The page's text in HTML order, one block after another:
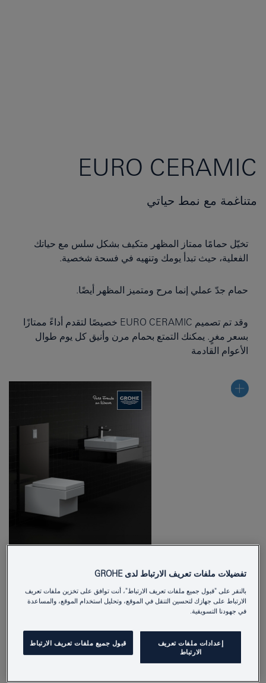
EURO CERAMIC
متناغمة مع نمط حياتي
تخيّل حمامًا ممتاز المظهر متكيف بشكل سلس مع حياتك
الفعلية، حيث تبدأ يومك وتنهيه في فسحة شخصية.
حمام جدّ عملي إنما مرح ومتميز المظهر أيضًا.
وقد تم تصميم EURO CERAMIC خصيصًا لتقدم أداءً ممتازًا
بسعر مغرٍ. يمكنك التمتع بحمام مرن وأنيق كل يوم طوال
الأعوام القادمة
read
Download
تفضيلات ملفات تعريف الارتباط لدى GROHE
بالنقر على "قبول جميع ملفات تعريف الارتباط"، أنت توافق على تخزين ملفات تعريف
الارتباط على جهازك لتحسين التنقل في الموقع، وتحليل استخدام الموقع، والمساعدة
في جهودنا التسويقية.
إعدادات ملفات تعريف
الارتباط
قبول جميع ملفات تعريف الارتباط